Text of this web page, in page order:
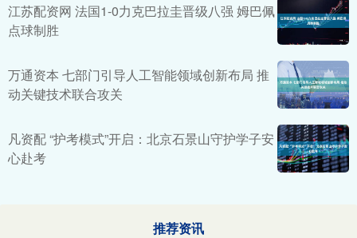
江苏配资网 法国1-0力克巴拉圭晋级八强 姆巴佩
点球制胜
万通资本 七部门引导人工智能领域创新布局 推
动关键技术联合攻关
凡资配 “护考模式”开启：北京石景山守护学子安
心赴考
推荐资讯